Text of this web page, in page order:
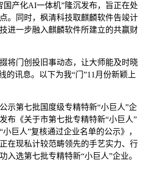
国产化AI一体机”隆沉发布，旨正在处
。同时，枫清科技取麒麟软件告竣计
进一步融入麒麟软件所建立的共赢财
门创投旧事动态，让大师能及时晓
的讯息。以下为我“门”11月份新颖上
第七批国度级专精特新“小巨人”企
布《关于市第七批专精特新“小巨人”
巨人”复核通过企业名单的公示》，
在现私计较范畴领先的手艺实力、行
入选第七批专精特新“小巨人”企业。